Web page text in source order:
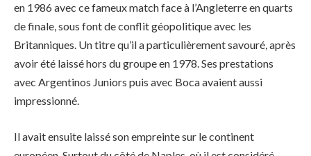
en 1986 avec ce fameux match face à l’Angleterre en quarts
de finale, sous font de conflit géopolitique avec les
Britanniques. Un titre qu’il a particulièrement savouré, après
avoir été laissé hors du groupe en 1978. Ses prestations
avec Argentinos Juniors puis avec Boca avaient aussi
impressionné.
Il avait ensuite laissé son empreinte sur le continent